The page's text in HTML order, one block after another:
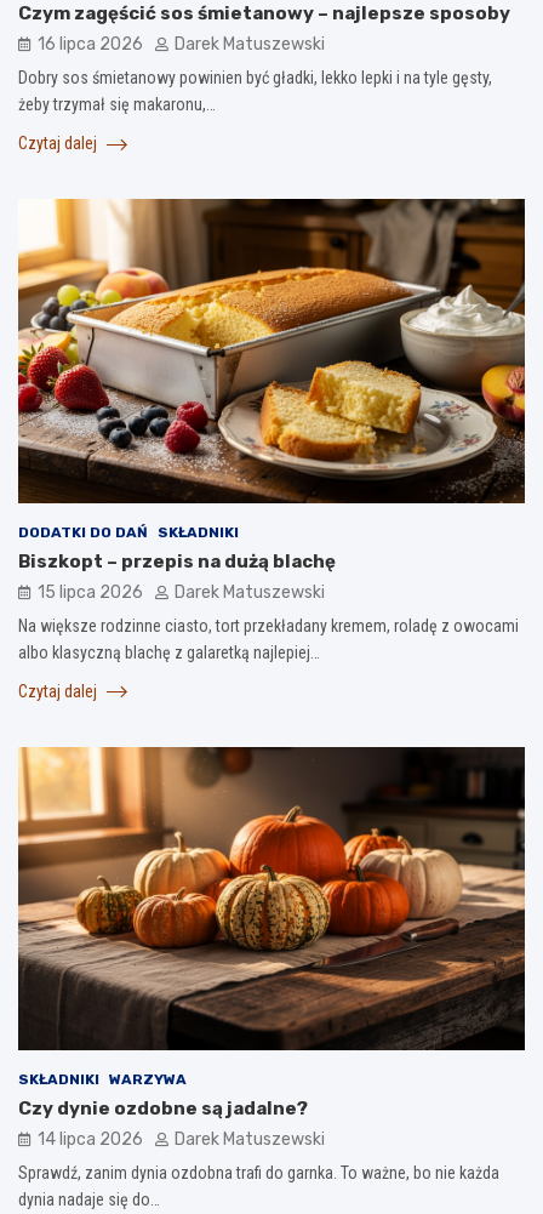
Czym zagęścić sos śmietanowy – najlepsze sposoby
16 lipca 2026 Darek Matuszewski
Dobry sos śmietanowy powinien być gładki, lekko lepki i na tyle gęsty,
żeby trzymał się makaronu,…
Czytaj dalej
DODATKI DO DAŃ SKŁADNIKI
Biszkopt – przepis na dużą blachę
15 lipca 2026 Darek Matuszewski
Na większe rodzinne ciasto, tort przekładany kremem, roladę z owocami
albo klasyczną blachę z galaretką najlepiej…
Czytaj dalej
SKŁADNIKI WARZYWA
Czy dynie ozdobne są jadalne?
14 lipca 2026 Darek Matuszewski
Sprawdź, zanim dynia ozdobna trafi do garnka. To ważne, bo nie każda
dynia nadaje się do…